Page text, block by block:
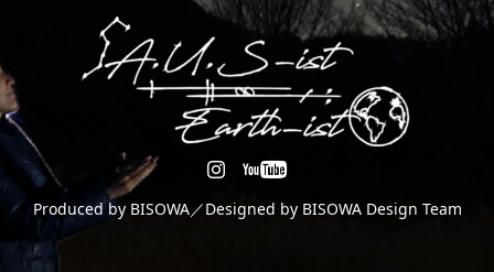
Produced by BISOWA／Designed by BISOWA Design Team